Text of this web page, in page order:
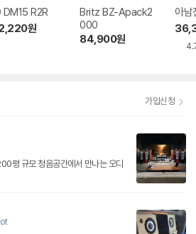
DM15 R2R
원
Britz BZ-Apack2
000
84,900원
아
가입신청
평 규모 청음공간에서 만나는 오디